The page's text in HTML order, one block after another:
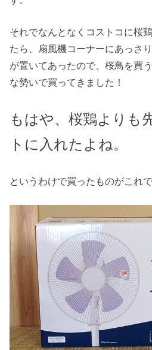
それでなんとなくコストコに桜
たら、扇風機コーナーにあっさ
が置いてあったので、桜鳥を買
な勢いで買ってきました！
もはや、桜鶏よりも
トに入れたよね。
というわけで買ったものがこれで